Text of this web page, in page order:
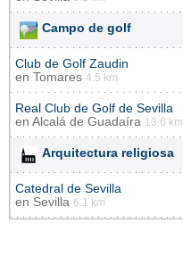
Campo de golf
Club de Golf Zaudin
en Tomares 4.5 km
Real Club de Golf de Sevilla
en Alcalá de Guadaíra 13.6 km
Arquitectura religiosa
Catedral de Sevilla
en Sevilla 6.1 km